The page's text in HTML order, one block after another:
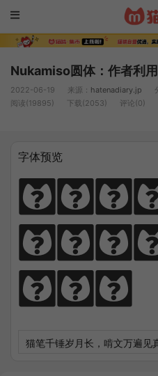
Nukamiso圆体：作者利
2022-06-19 来源： hatenadiary.jp
阅读(19895)
下载(2053) 评论(0)
字体预览
猫笔千
长，啃
真功。